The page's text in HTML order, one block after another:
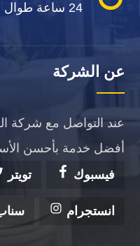
24 ساعة طوال أيام الأسبوع
عن الشركة
عند التواصل مع شركة
أفضل خدمة بأحسن
فيسبوك
تويتر
انستجرام